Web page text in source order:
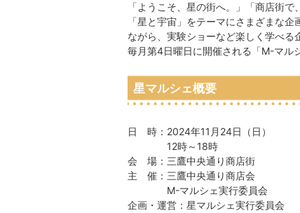
「ようこそ、星の街へ。」「商店街
「星と宇宙」をテーマにさまざまな
ながら、実験ショーなど楽しく学べる
毎月第4日曜日に開催される「M-マル
星マルシェ概要
日 時：2024年11月24日（日）
12時～18時
会 場：三鷹中央通り商店街
主 催：三鷹中央通り商店会
M-マルシェ実行委員会
企画・運営：星マルシェ実行委員会